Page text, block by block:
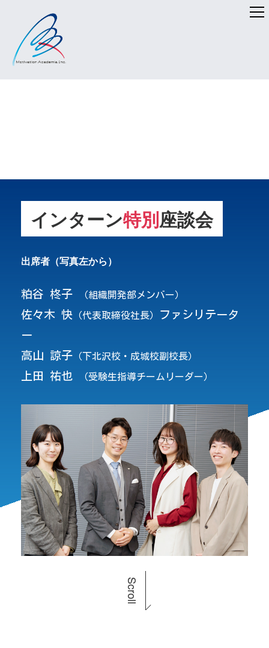
モチベーションアカデミア
のインターンシップとは
インターン特別座談会
出席者（写真左から）
粕谷 柊子 （組織開発部メンバー）
佐々木 快 （代表取締役社長）
ファシリテータ
ー
高山 諒子 （下北沢校・成城校副校長）
上田 祐也 （受験生指導チームリーダー）
Scroll